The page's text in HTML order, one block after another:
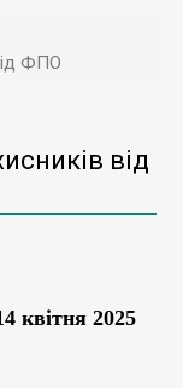
ФПО
від
квітня 2025